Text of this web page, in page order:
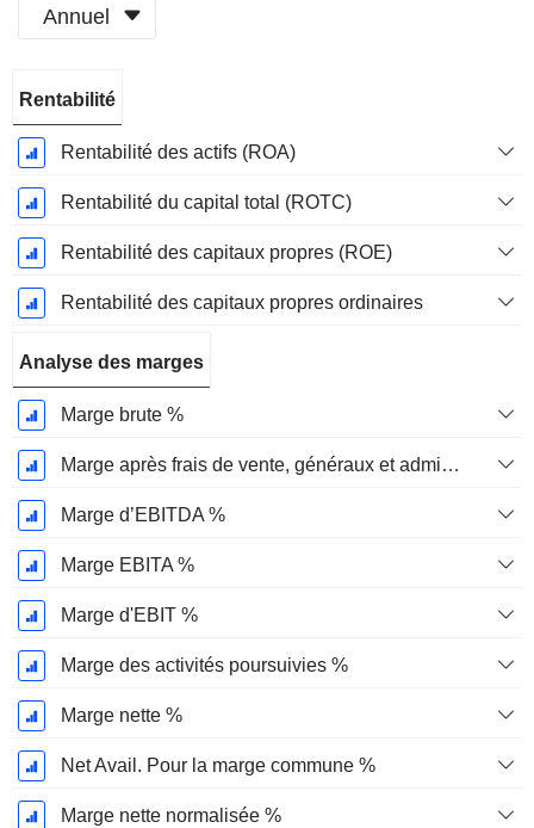
Annuel
Fiscale:
Décembre
Rentabilité
Rentabilité des actifs (ROA)
Rentabilité du capital total (ROTC)
Rentabilité des capitaux propres (ROE)
Rentabilité des capitaux propres ordinaires
Analyse des marges
Marge brute %
Marge après frais de vente, généraux et administratifs %
Marge d’EBITDA %
Marge EBITA %
Marge d'EBIT %
Marge des activités poursuivies %
Marge nette %
Net Avail. Pour la marge commune %
Marge nette normalisée %